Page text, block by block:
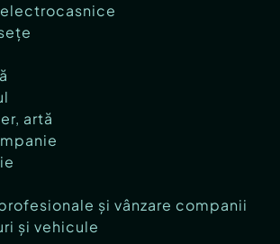
artă
și vânzare companii
și vehicule